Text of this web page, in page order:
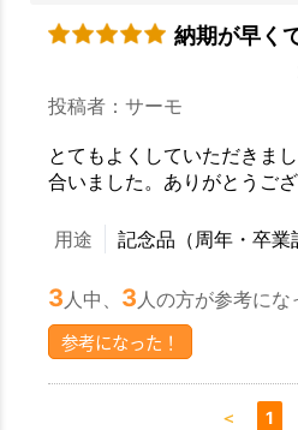
納期が早く
投稿者：サーモ
とてもよくしていただきま
合いました。ありがとうござ
用途 記念品（周年・卒業
3 人中、 3 人の方が参考にな
参考になった！
＜ 1